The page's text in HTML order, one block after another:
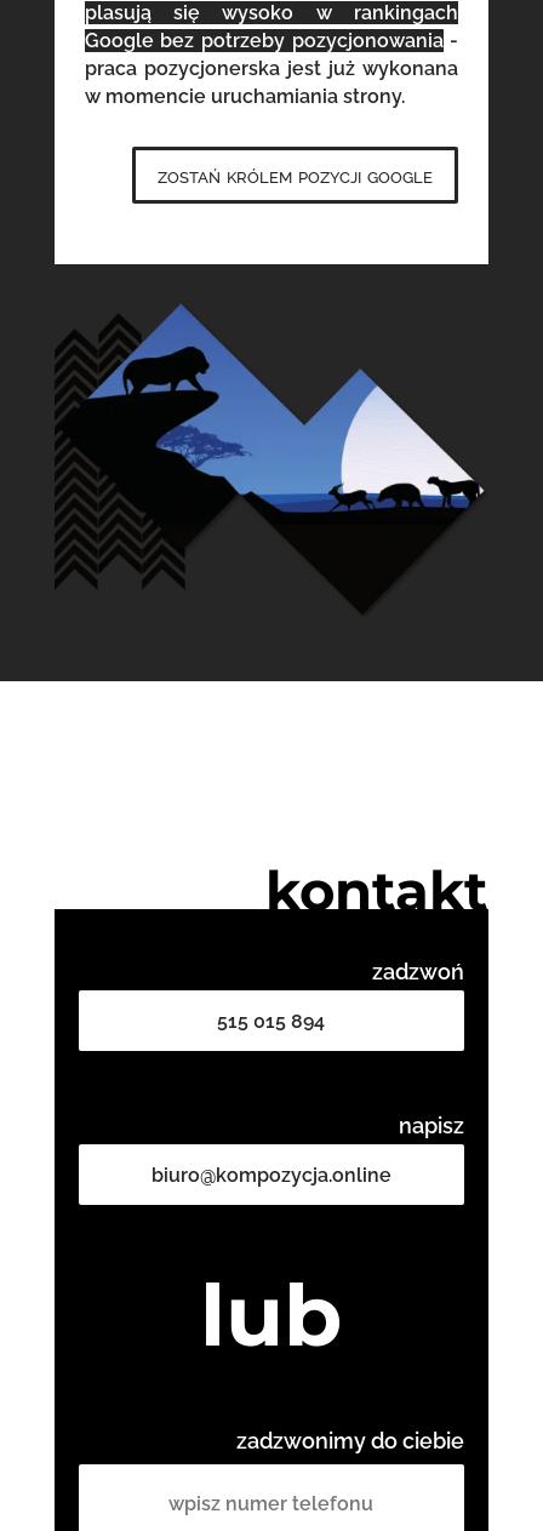
plasują się wysoko w rankingach
Google bez potrzeby pozycjonowania-
praca pozycjonerska jest już wykonana
w momencie uruchamiania strony.
zostań królem pozycji google
kontakt
zadzwoń
515 015 894
napisz
biuro@kompozycja.online
lub
zadzwonimy do ciebie